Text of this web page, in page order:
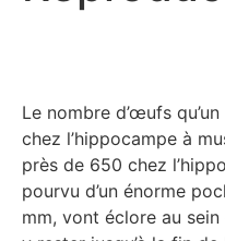
Le nombre d’œufs
chez l’hippocampe à
près de 650 chez
pourvu d’un énorme
mm, vont éclore au